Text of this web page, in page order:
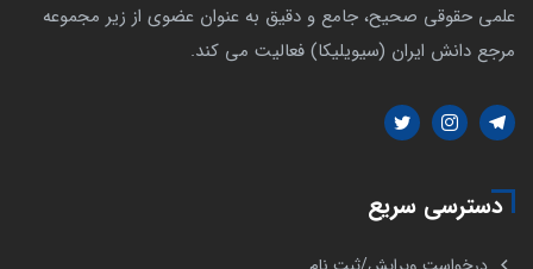
علمی حقوقی صحیح، جامع و دقیق به عنوان عضوی از زیر مجموعه
مرجع دانش ایران (سیویلیکا) فعالیت می کند.
دسترسی سریع